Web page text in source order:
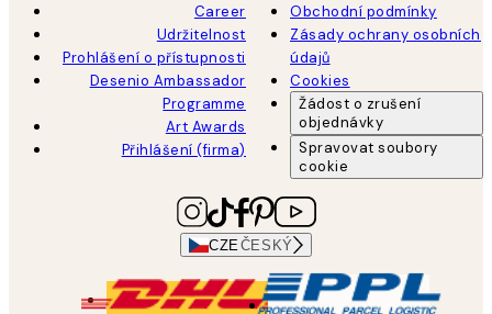
Career
Udržitelnost
Prohlášení o přístupnosti
Desenio Ambassador
Programme
Art Awards
Přihlášení (firma)
Obchodní podmínky
Zásady ochrany osobních
údajů
Cookies
Žádost o zrušení
objednávky
Spravovat soubory
cookie
CZE ČESKÝ